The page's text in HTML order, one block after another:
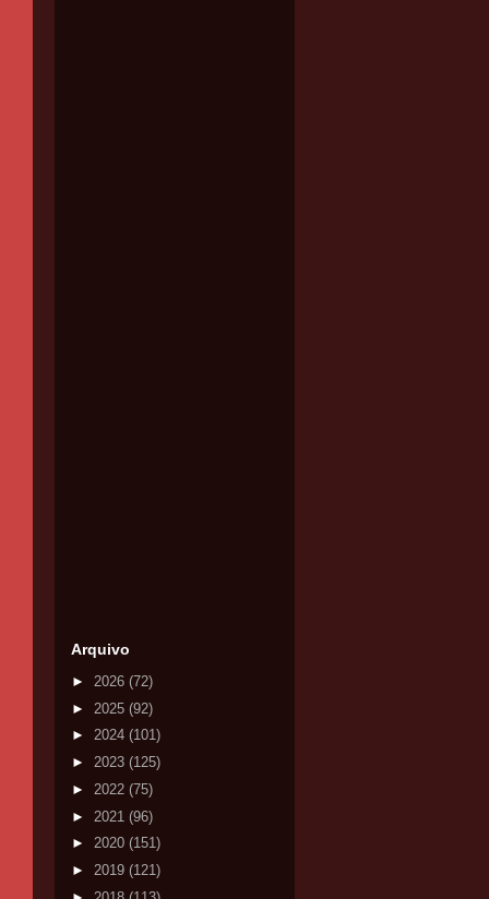
Arquivo
► 2026 (72)
► 2025 (92)
► 2024 (101)
► 2023 (125)
► 2022 (75)
► 2021 (96)
► 2020 (151)
► 2019 (121)